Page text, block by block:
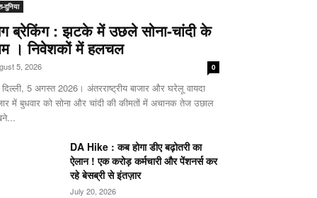
दुनिया
ब्रेकिंग : झटके में उछले सोना-चांदी के
। निवेशकों में हलचल
5, 2026 0
5 अगस्त 2026। अंतरराष्ट्रीय बाजार और घरेलू वायदा
में बुधवार को सोना और चांदी की कीमतों में अचानक तेज उछाल
DA Hike : कब होगा डीए बढ़ोतरी का
ऐलान ! एक करोड़ कर्मचारी और पेंशनर्स कर
रहे बेसब्री से इंतज़ार
July 20, 2026